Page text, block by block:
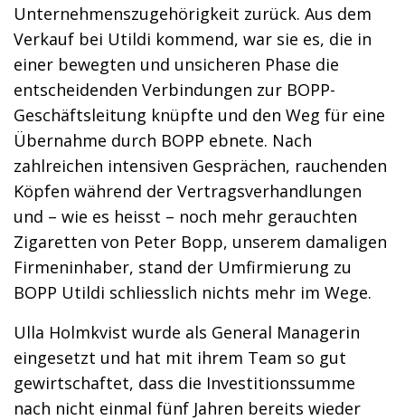
Unternehmenszugehörigkeit zurück. Aus dem
Verkauf bei Utildi kommend, war sie es, die in
einer bewegten und unsicheren Phase die
entscheidenden Verbindungen zur BOPP-
Geschäftsleitung knüpfte und den Weg für eine
Übernahme durch BOPP ebnete. Nach
zahlreichen intensiven Gesprächen, rauchenden
Köpfen während der Vertragsverhandlungen
und – wie es heisst – noch mehr gerauchten
Zigaretten von Peter Bopp, unserem damaligen
Firmeninhaber, stand der Umfirmierung zu
BOPP Utildi schliesslich nichts mehr im Wege.
Ulla Holmkvist wurde als General Managerin
eingesetzt und hat mit ihrem Team so gut
gewirtschaftet, dass die Investitionssumme
nach nicht einmal fünf Jahren bereits wieder